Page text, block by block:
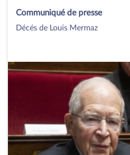
Communiqué de presse
Décés de Louis Mermaz